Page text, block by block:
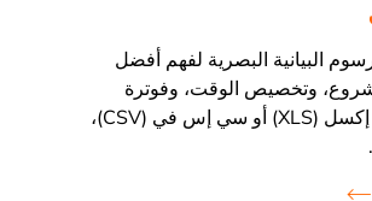
البيانية البصرية لفهم أفضل
وتخصيص الوقت، وفوترة
العملاء. وصدر التقارير بتنسيق إكسل (XLS) أو سي إس في (CSV)،